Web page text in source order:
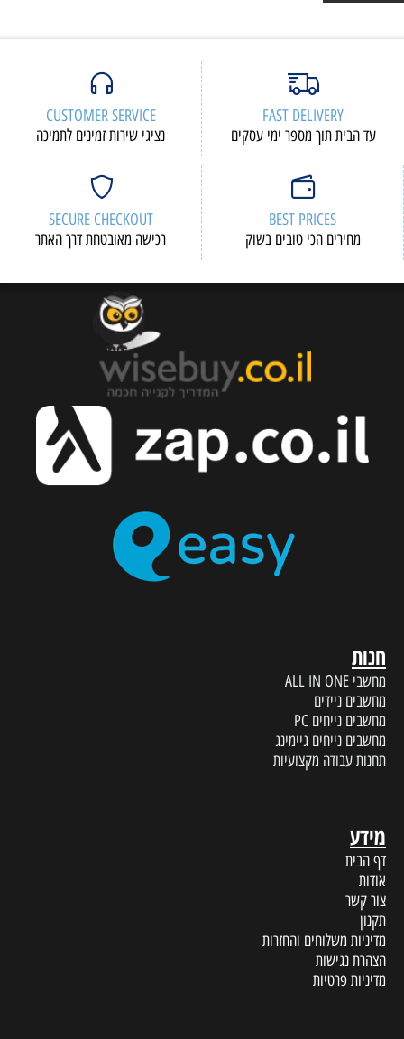
FAST DELIVERY
עד הבית תוך מספר ימי עסקים
CUSTOMER SERVICE
נציגי שירות זמינים לתמיכה
BEST PRICES
מחירים הכי טובים בשוק
SECURE CHECKOUT
רכישה מאובטחת דרך האתר
חנות
מחשבי ALL IN ONE
מחשבים ניידים
מחשבים נייחים PC
מחשבים נייחים גיימינג
תחנות עבודה מקצועיות
מידע
דף הבית
אודות
צור קשר
תקנון
מדיניות משלוחים והחזרות
הצהרת נגישות
מדיניות פרטיות